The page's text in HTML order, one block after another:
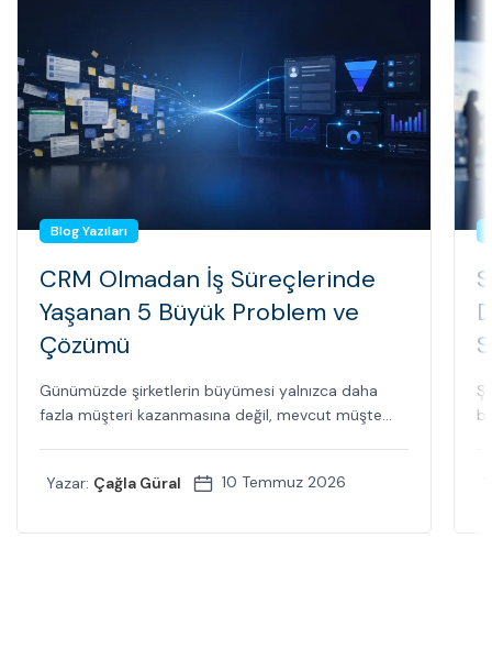
Blog Yazıları
CRM Olmadan İş Süreçlerinde
Yaşanan 5 Büyük Problem ve
Çözümü
Günümüzde şirketlerin büyümesi yalnızca daha
fazla müşteri kazanmasına değil, mevcut müşte...
Yazar: Çağla Güral 10 Temmuz 2026